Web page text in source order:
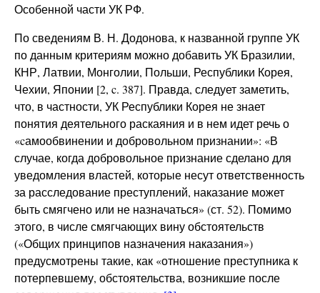
Особенной части УК РФ.
По сведениям В. Н. Додонова, к названной группе УК
по данным критериям можно добавить УК Бразилии,
КНР, Латвии, Монголии, Польши, Республики Корея,
Чехии, Японии [2, c. 387]. Правда, следует заметить,
что, в частности, УК Республики Корея не знает
понятия деятельного раскаяния и в нем идет речь о
«cамообвинении и добровольном признании»: «В
случае, когда добровольное признание сделано для
уведомления властей, которые несут ответственность
за расследование преступлений, наказание может
быть смягчено или не назначаться» (ст. 52). Помимо
этого, в числе смягчающих вину обстоятельств
(«Общих принципов назначения наказания»)
предусмотрены такие, как «отношение преступника к
потерпевшему, обстоятельства, возникшие после